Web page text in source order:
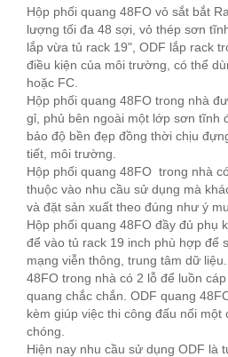
Hộp phối quang 48FO vỏ sắt bắt
lượng tối đa 48 sợi, vỏ thép sơn
lắp vừa tủ rack 19", ODF lắp rack
điều kiện của môi trường, có thể
hoặc FC.
Hộp phối quang 48FO trong nhà
gỉ, phủ bên ngoài một lớp sơn tĩnh
bảo độ bền đẹp đồng thời chịu
tiết, môi trường.
Hộp phối quang 48FO trong nhà
thuộc vào nhu cầu sử dụng mà
và đặt sản xuất theo đúng như ý
Hộp phối quang 48FO đầy đủ phụ
để vào tủ rack 19 inch phù hợp để
mạng viễn thông, trung tâm dữ
48FO trong nhà có 2 lỗ để luồn
quang chắc chắn. ODF quang
kèm giúp việc thi công đấu nối một
chóng.
Hiện nay nhu cầu sử dụng ODF là